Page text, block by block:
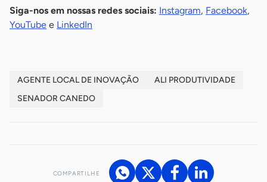
Siga-nos em nossas redes sociais: Instagram, Facebook,
YouTube e LinkedIn
AGENTE LOCAL DE INOVAÇÃO
ALI PRODUTIVIDADE
SENADOR CANEDO
COMPARTILHE